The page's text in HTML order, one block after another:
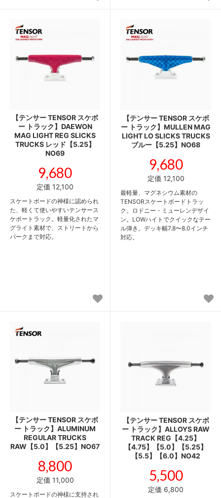
【テンサー TENSOR スケボ
ー トラック】DAEWON
MAG LIGHT REG SLICKS
TRUCKS レッド【5.25】
NO69
9,680
定価 12,100
スケートボードの神様に認められ
た、軽くて使いやすいテンサース
ケボートラック。軽量化されたマ
グライト素材で、ストリートから
パークまで対応。
【テンサー TENSOR スケボ
ー トラック】MULLEN MAG
LIGHT LO SLICKS TRUCKS
ブルー【5.25】NO68
9,680
定価 12,100
最軽量、マグネシウム素材の
TENSORスケートボードトラッ
ク。ロドニー・ミューレンデザイ
ン。LOWハイトでクイックなテー
ル弾き。デッキ幅7.8〜8.0インチ
対応。
【テンサー TENSOR スケボ
ー トラック】ALUMINUM
REGULAR TRUCKS
RAW【5.0】【5.25】NO67
8,800
定価 11,000
スケートボードの神様に支持され
【テンサー TENSOR スケボ
ー トラック】ALLOYS RAW
TRACK REG【4.25】
【4.75】【5.0】【5.25】
【5.5】【6.0】NO42
5,500
定価 6,800